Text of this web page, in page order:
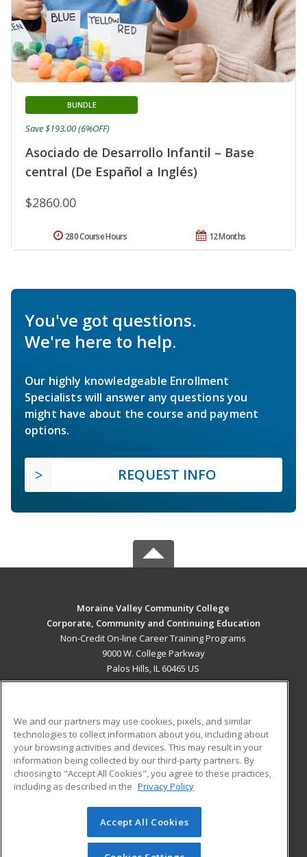
Asociado de Desarrollo Infantil – Base
central (De Español a Inglés)
BUNDLE
$2860.00
Save $193.00 (6%OFF)
12 Months
280 Course Hours
You've got questions.
We're here to help.
Our highly knowledgeable Enrollment
Specialists will answer any questions you
might have about the course and payment
options.
REQUEST INFO
Moraine Valley Community College
Corporate, Community and Continuing Education
Non-Credit On-line Career Training Programs
9000 W. College Parkway
Palos Hills, IL 60465 US
ADDITIONAL RESOURCES
Military
Financial Assistance
Help
Student Blog
© 2026 ed2go, a division of Cengage Learning. All rights
reserved. The material on this site cannot be reproduced or
We and our partners may use cookies, pixels, and similar
technologies to collect information about you, including about
your browsing activities and devices. This may result in your
information being collected by our third-party partners. By
choosing to "Accept All Cookies", you agree to these practices,
including as described in the Privacy Policy
Accept All Cookies